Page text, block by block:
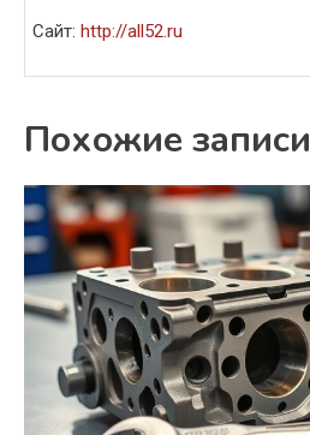
Сайт: http://all52.ru
Похожие записи